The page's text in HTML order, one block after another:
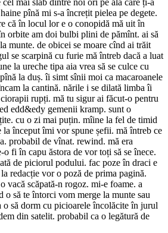
mai slab dintre noi ori pe ăla care ți-a
pînă mi s-a încrețit pielea pe degete.
că în locul lor e o conopidă mă uit în
orbite am doi bulbi plini de pămînt. ai să
munte. de obicei se moare cînd ai trăit
se scarpină cu furie mă întreb dacă a luat
la ureche tipa aia vrea să se culce cu
la duș. îi simt sînii moi ca macaroanele
la cantină. nările i se dilată limba îi
rupți. mă tu sigur ai făcut-o pentru
edd&edy gemenii kramp. sunt o
cu o zi mai puțin. mîine la fel de timid
la început îmi vor spune șefii. mă întreb ce
probabil de vînat. rewind. mă era
fi în capu ăstora de vor toți să se înece.
de piciorul podului. fac poze în draci e
redacție vor o poză de prima pagină.
vacă scăpată-n rogoz. mi-e foame. a
o să te întorci vom merge la munte sau
o să dorm cu picioarele încolăcite în jurul
din satelit. probabil ca o legătură de